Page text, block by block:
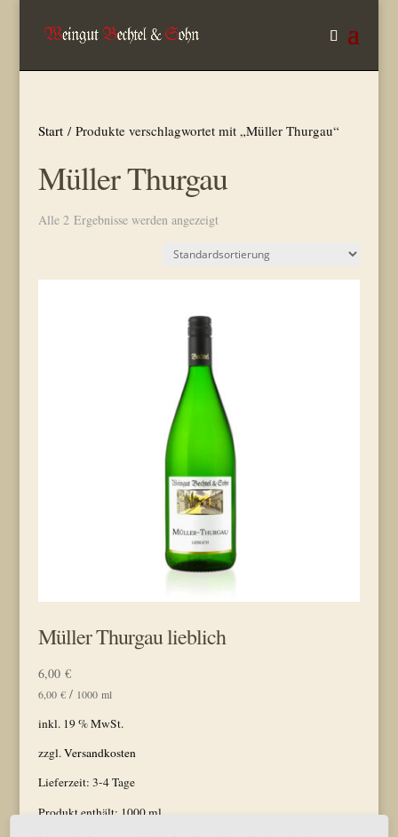
Start/ Produkte verschlagwortet mit „Müller Thurgau“
Müller Thurgau
Alle 2 Ergebnisse werden angezeigt
Müller Thurgau lieblich
6,00 €
6,00 €/ 1000 ml
inkl. 19 % MwSt.
zzgl.Versandkosten
Lieferzeit: 3-4 Tage
Produkt enthält: 1000ml